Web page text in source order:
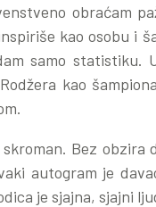
obraćam
kao osobu i
samo statistiku.
kao
Bez obzira
autogram je
je sjajna, sjajni